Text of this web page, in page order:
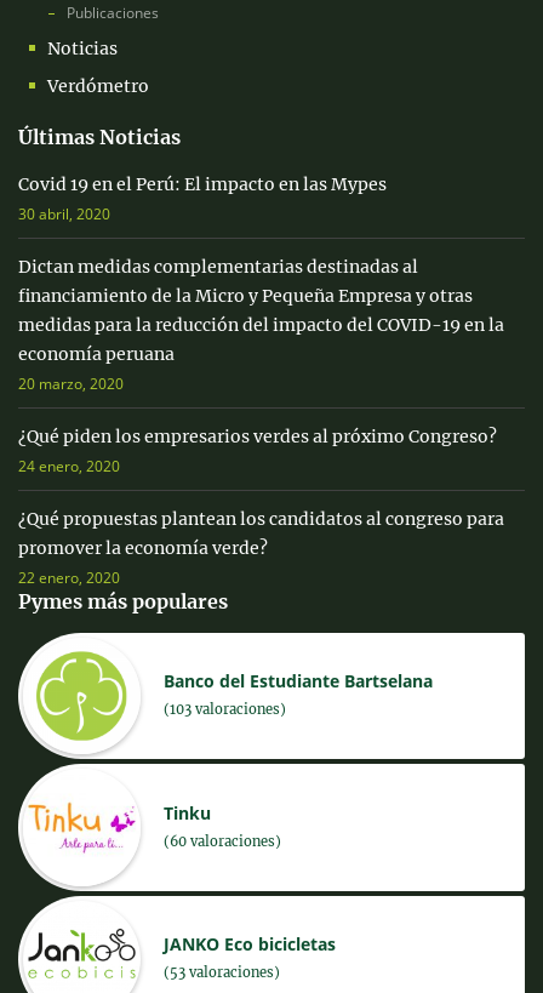
Publicaciones
Noticias
Verdómetro
Últimas Noticias
Covid 19 en el Perú: El impacto en las Mypes
30 abril, 2020
Dictan medidas complementarias destinadas al
financiamiento de la Micro y Pequeña Empresa y otras
medidas para la reducción del impacto del COVID-19 en la
economía peruana
20 marzo, 2020
¿Qué piden los empresarios verdes al próximo Congreso?
24 enero, 2020
¿Qué propuestas plantean los candidatos al congreso para
promover la economía verde?
22 enero, 2020
Pymes más populares
Banco del Estudiante Bartselana
(103 valoraciones)
Tinku
(60 valoraciones)
JANKO Eco bicicletas
(53 valoraciones)